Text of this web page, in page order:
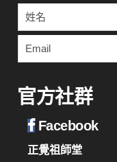
官方社群
Facebook
正覺祖師堂